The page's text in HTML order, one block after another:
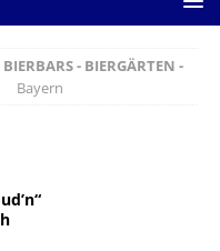
BIERBARS - BIERGÄRTEN -
Bayern